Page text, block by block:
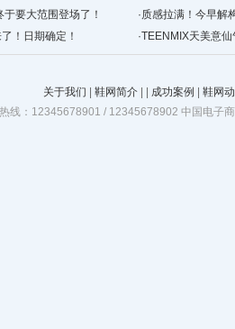
要大范围登场了！ ·质感拉满！今早解
！日期确定！ ·TEENMIX天美意
关于我们 鞋网简介 成功案例
鞋网
线：12345678901 / 12345678902 中国电子